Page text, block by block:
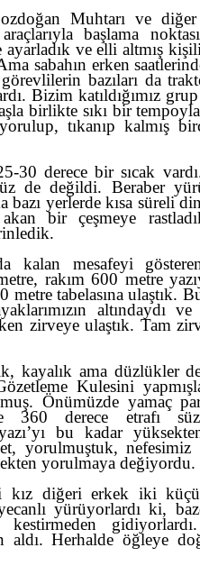
Muhtarı ve
başlama
ayarladık ve elli altmış
sabahın erken
bazıları da
Bizim katıldığımız
birlikte sıkı bir
tıkanıp kalmış
30 derece bir sıcak
de değildi. Beraber
bazı yerlerde kısa süreli
bir çeşmeye
kalan mesafeyi
, rakım600 metre
metretabelasına ulaştık.
altındaydı
zirveye ulaştık. Tam
kayalık ama düzlükler
Kulesini
Önümüzde yamaç
360 derece etrafı
bu kadar
nefesimiz
yorulmaya değiyordu.
kız diğeri erkek iki
yürüyorlardı ki,
kestirmeden
aldı. Herhalde öğleye